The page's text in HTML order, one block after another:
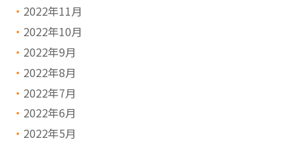
2022年11月
2022年10月
2022年9月
2022年8月
2022年7月
2022年6月
2022年5月